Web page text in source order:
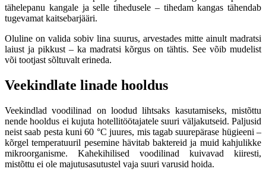
tähelepanu kangale ja selle tihedusele – tihedam kangas tähendab
tugevamat kaitsebarjääri.
Oluline on valida sobiv lina suurus, arvestades mitte ainult madratsi
laiust ja pikkust – ka madratsi kõrgus on tähtis. See võib mudelist
või tootjast sõltuvalt erineda.
Veekindlate linade hooldus
Veekindlad voodilinad on loodud lihtsaks kasutamiseks, mistõttu
nende hooldus ei kujuta hotellitöötajatele suuri väljakutseid. Paljusid
neist saab pesta kuni 60 °C juures, mis tagab suurepärase hügieeni –
kõrgel temperatuuril pesemine hävitab baktereid ja muid kahjulikke
mikroorganisme. Kahekihilised voodilinad kuivavad kiiresti,
mistõttu ei ole majutusasutustel vaja suuri varusid hoida.